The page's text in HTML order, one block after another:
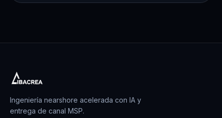
Ingeniería nearshore acelerada con IA y
entrega de canal MSP.